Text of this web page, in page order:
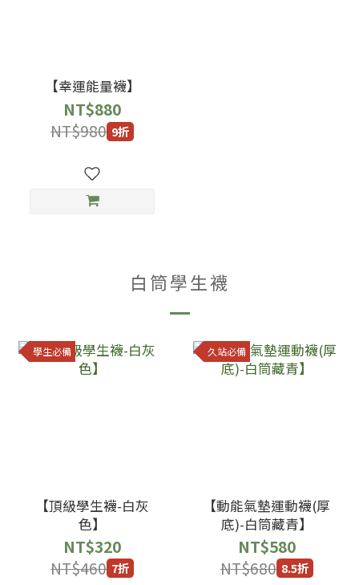
【幸運能量襪】
NT$880
NT$980 9折
白筒學生襪
學生必備
【頂級學生襪-白灰
色】
NT$320
NT$460 7折
久站必備
【動能氣墊運動襪(厚
底)-白筒藏青】
NT$580
NT$680 8.5折